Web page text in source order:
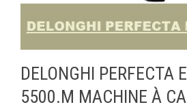
DELONGHI PERFECTA
5500.M MACHINE À